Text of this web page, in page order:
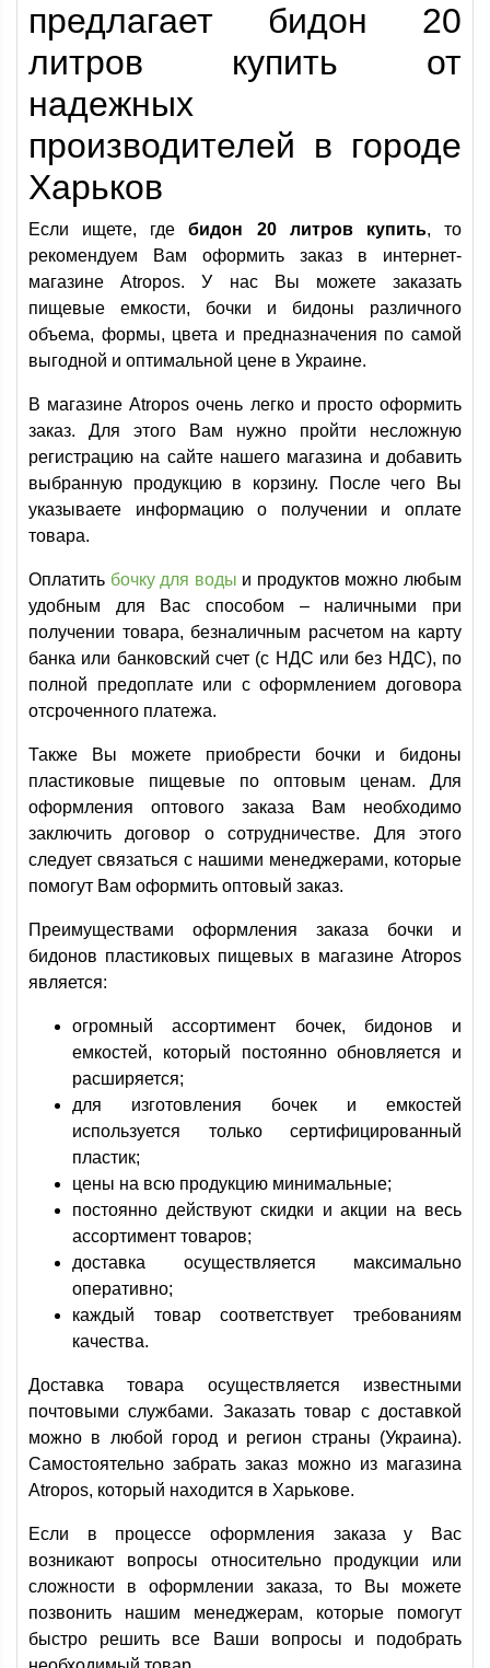
предлагает бидон 20
литров купить от
надежных
производителей в городе
Харьков
Если ищете, гдебидон 20 литров купить, то
рекомендуем Вам оформить заказ в интернет-
магазине Atropos. У нас Вы можете заказать
пищевые емкости, бочки и бидоны различного
объема, формы, цвета и предназначения по самой
выгодной и оптимальной цене в Украине.
В магазине Atropos очень легко и просто оформить
заказ. Для этого Вам нужно пройти несложную
регистрацию на сайте нашего магазина и добавить
выбранную продукцию в корзину. После чего Вы
указываете информацию о получении и оплате
товара.
Оплатить бочку для воды и продуктов можно любым
удобным для Вас способом – наличными при
получении товара, безналичным расчетом на карту
банка или банковский счет (с НДС или без НДС), по
полной предоплате или с оформлением договора
отсроченного платежа.
Также Вы можете приобрести бочки и бидоны
пластиковые пищевые по оптовым ценам. Для
оформления оптового заказа Вам необходимо
заключить договор о сотрудничестве. Для этого
следует связаться с нашими менеджерами, которые
помогут Вам оформить оптовый заказ.
Преимуществами оформления заказа бочки и
бидонов пластиковых пищевых в магазине Atropos
является:
огромный ассортимент бочек, бидонов и
емкостей, который постоянно обновляется и
расширяется;
для изготовления бочек и емкостей
используется только сертифицированный
пластик;
цены на всю продукцию минимальные;
постоянно действуют скидки и акции на весь
ассортимент товаров;
доставка осуществляется максимально
оперативно;
каждый товар соответствует требованиям
качества.
Доставка товара осуществляется известными
почтовыми службами. Заказать товар с доставкой
можно в любой город и регион страны (Украина).
Самостоятельно забрать заказ можно из магазина
Atropos, который находится в Харькове.
Если в процессе оформления заказа у Вас
возникают вопросы относительно продукции или
сложности в оформлении заказа, то Вы можете
позвонить нашим менеджерам, которые помогут
быстро решить все Ваши вопросы и подобрать